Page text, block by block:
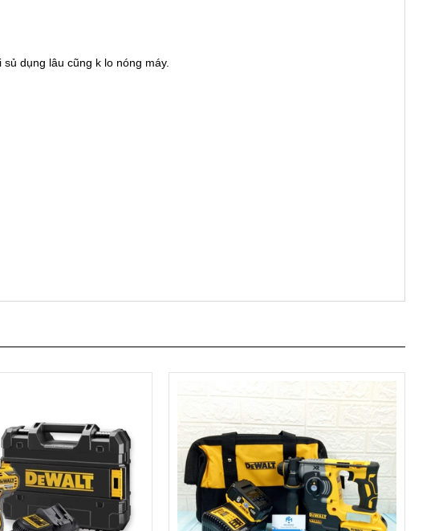
dụng lâu cũng k lo nóng máy.